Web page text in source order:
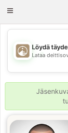
Toggle
💖
Löydä
Lataa